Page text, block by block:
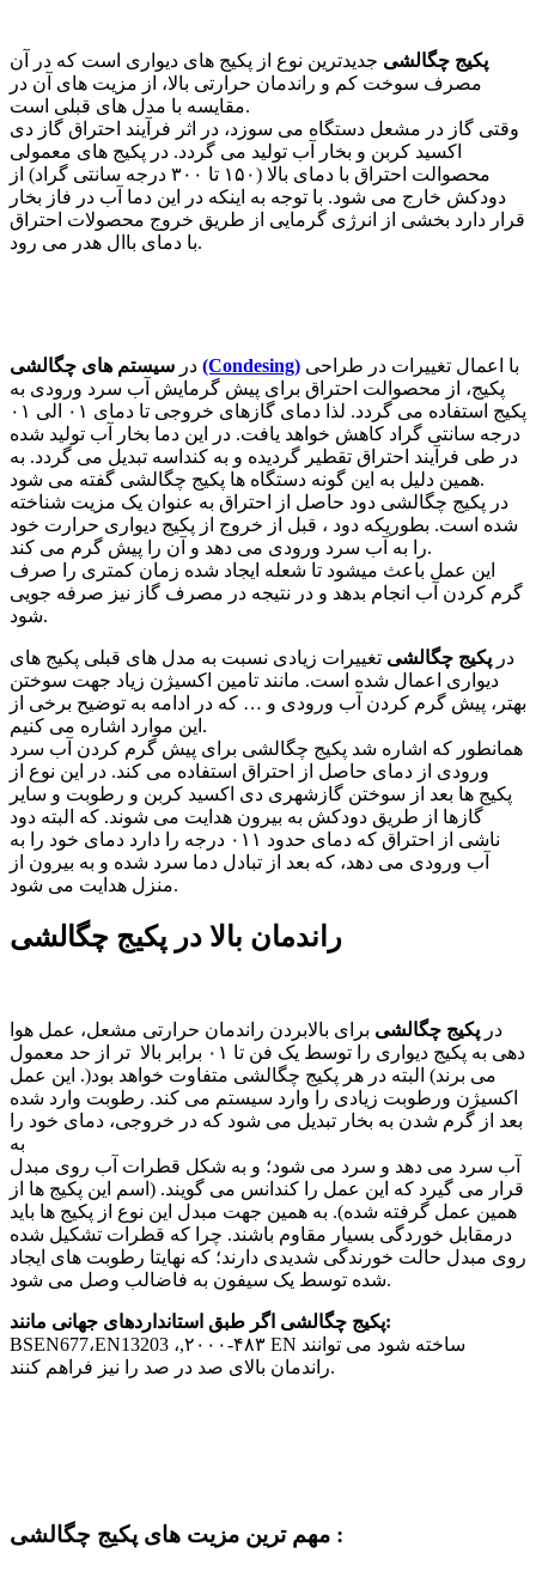
پکیج چگالشی جدیدترین نوع از پکیج های دیواری است که در آن
مصرف سوخت کم و راندمان حرارتی بالا، از مزیت های آن در
مقایسه با مدل های قبلی است.
وقتی گاز در مشعل دستگاه می سوزد، در اثر فرآیند احتراق گاز دی
اکسید کربن و بخار آب تولید می گردد. در پکیج های معمولی
محصوالت احتراق با دمای بالا (۱۵۰ تا ۳۰۰ درجه سانتی گراد) از
دودکش خارج می شود. با توجه به اینکه در این دما آب در فاز بخار
قرار دارد بخشی از انرژی گرمایی از طریق خروج محصولات احتراق
با دمای باال هدر می رود.
در (Condesing)
پکیج، از محصوالت احتراق برای پیش گرمایش آب سرد ورودی به
پکیج استفاده می گردد. لذا دمای گازهای خروجی تا دمای ۰۱ الی ۰۱
درجه سانتی گراد کاهش خواهد یافت. در این دما بخار آب تولید شده
در طی فرآیند احتراق تقطیر گردیده و به کنداسه تبدیل می گردد. به
همین دلیل به این گونه دستگاه ها پکیج چگالشی گفته می شود.
در پکیج چگالشی دود حاصل از احتراق به عنوان یک مزیت شناخته
شده است. بطوریکه دود ، قبل از خروج از پکیج دیواری حرارت خود
را به آب سرد ورودی می دهد و آن را پیش گرم می کند.
این عمل باعث میشود تا شعله ایجاد شده زمان کمتری را صرف
گرم کردن آب انجام بدهد و در نتیجه در مصرف گاز نیز صرفه جویی
شود.
در پکیج چگالشی تغییرات زیادی نسبت به مدل های قبلی پکیج های
دیواری اعمال شده است. مانند تامین اکسیژن زیاد جهت سوختن
بهتر، پیش گرم کردن آب ورودی و … که در ادامه به توضیح برخی از
این موارد اشاره می کنیم.
همانطور که اشاره شد پکیج چگالشی برای پیش گرم کردن آب سرد
ورودی از دمای حاصل از احتراق استفاده می کند. در این نوع از
پکیج ها بعد از سوختن گازشهری دی اکسید کربن و رطوبت و سایر
گازها از طریق دودکش به بیرون هدایت می شوند. که البته دود
ناشی از احتراق که دمای حدود ۰۱۱ درجه را دارد دمای خود را به
آب ورودی می دهد، که بعد از تبادل دما سرد شده و به بیرون از
منزل هدایت می شود.
راندمان بالا در پکیج چگالشی
در پکیج چگالشی برای بالابردن راندمان حرارتی مشعل، عمل هوا
دهی به پکیج دیواری را توسط یک فن تا ۰۱ برابر بالا تر از حد معمول
می برند) البته در هر پکیج چگالشی متفاوت خواهد بود(. این عمل
اکسیژن ورطوبت زیادی را وارد سیستم می کند. رطوبت وارد شده
بعد از گرم شدن به بخار تبدیل می شود که در خروجی، دمای خود را
به
آب سرد می دهد و سرد می شود؛ و به شکل قطرات آب روی مبدل
قرار می گیرد که این عمل را کندانس می گویند. (اسم این پکیج ها از
همین عمل گرفته شده). به همین جهت مبدل این نوع از پکیج ها باید
درمقابل خوردگی بسیار مقاوم باشند. چرا که قطرات تشکیل شده
روی مبدل حالت خورندگی شدیدی دارند؛ که نهایتا رطوبت های ایجاد
شده توسط یک سیفون به فاضالب وصل می شود.
پکیج چگالشی اگر طبق استانداردهای جهانی مانند:
BSEN677،EN13203 ،,۲۰۰۰-۴۸۳ EN ساخته شود می توانند
راندمان بالای صد در صد را نیز فراهم کنند.
مهم ترین مزیت های پکیج چگالشی :